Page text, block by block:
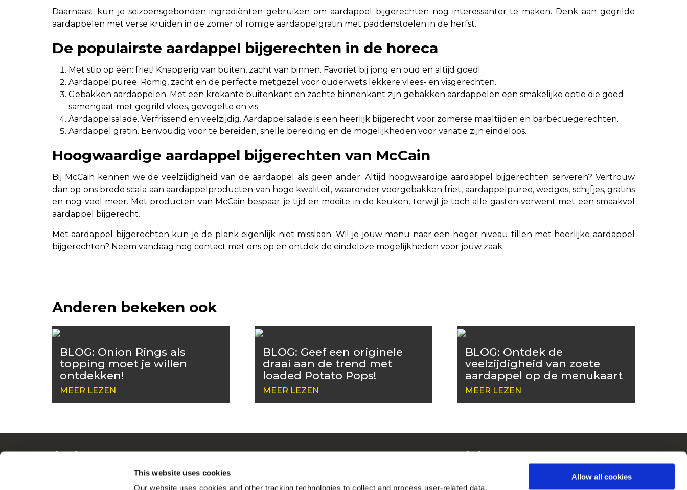
This website uses cookies
Our website uses cookies and other tracking technologies to collect and process user-related data,
Allow all cookies
Daarnaast kun je seizoensgebonden ingrediënten gebruiken om aardappel bijgerechten nog interessanter te maken. Denk aan gegrilde
aardappelen met verse kruiden in de zomer of romige aardappelgratin met paddenstoelen in de herfst.
De populairste aardappel bijgerechten in de horeca
Met stip op één: friet! Knapperig van buiten, zacht van binnen. Favoriet bij jong en oud en altijd goed!
Aardappelpuree. Romig, zacht en de perfecte metgezel voor ouderwets lekkere vlees- en visgerechten.
Gebakken aardappelen. Met een krokante buitenkant en zachte binnenkant zijn gebakken aardappelen een smakelijke optie die goed
samengaat met gegrild vlees, gevogelte en vis.
Aardappelsalade. Verfrissend en veelzijdig. Aardappelsalade is een heerlijk bijgerecht voor zomerse maaltijden en barbecuegerechten.
Aardappel gratin. Eenvoudig voor te bereiden, snelle bereiding en de mogelijkheden voor variatie zijn eindeloos.
Hoogwaardige aardappel bijgerechten van McCain
Bij McCain kennen we de veelzijdigheid van de aardappel als geen ander. Altijd hoogwaardige aardappel bijgerechten serveren? Vertrouw
dan op ons brede scala aan aardappelproducten van hoge kwaliteit, waaronder voorgebakken friet, aardappelpuree, wedges, schijfjes, gratins
en nog veel meer. Met producten van McCain bespaar je tijd en moeite in de keuken, terwijl je toch alle gasten verwent met een smaakvol
aardappel bijgerecht.
Met aardappel bijgerechten kun je de plank eigenlijk niet misslaan. Wil je jouw menu naar een hoger niveau tillen met heerlijke aardappel
bijgerechten? Neem vandaag nog contact met ons op en ontdek de eindeloze mogelijkheden voor jouw zaak.
Anderen bekeken ook
BLOG: Onion Rings als
topping moet je willen
ontdekken!
MEER LEZEN
BLOG: Geef een originele
draai aan de trend met
loaded Potato Pops!
MEER LEZEN
BLOG: Ontdek de
veelzijdigheid van zoete
aardappel op de menukaart
MEER LEZEN
Navigatie Over ons
Driven by Our Roots
Banen
McCain in Europa